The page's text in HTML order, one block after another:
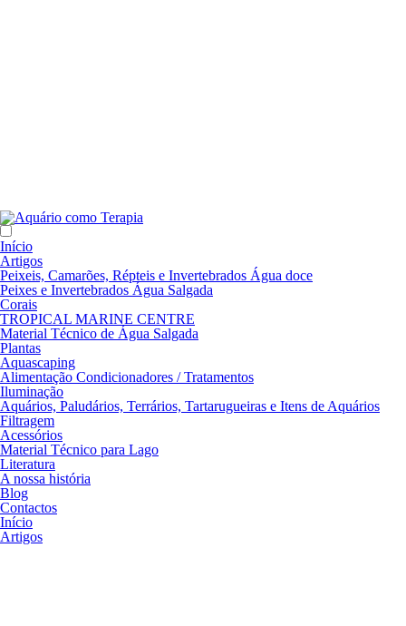
Início
Artigos
Peixeis, Camarões, Répteis e Invertebrados Água doce
Peixes e Invertebrados Água Salgada
Corais
TROPICAL MARINE CENTRE
Material Técnico de Água Salgada
Plantas
Aquascaping
Alimentação Condicionadores / Tratamentos
Iluminação
Aquários, Paludários, Terrários, Tartarugueiras e Itens de Aquários
Filtragem
Acessórios
Material Técnico para Lago
Literatura
A nossa história
Blog
Contactos
Início
Artigos